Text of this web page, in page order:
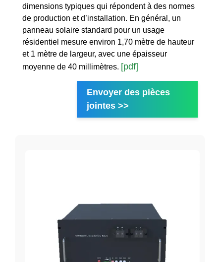
dimensions typiques qui répondent à des normes
de production et d’installation. En général, un
panneau solaire standard pour un usage
résidentiel mesure environ 1,70 mètre de hauteur
et 1 mètre de largeur, avec une épaisseur
moyenne de 40 millimètres. [pdf]
Envoyer des pièces
jointes >>